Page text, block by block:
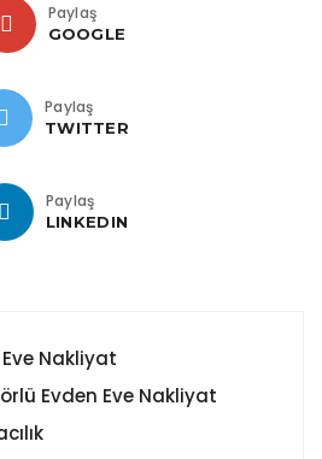
Paylaş
GOOGLE
Paylaş
TWITTER
Paylaş
LINKEDIN
Nakliyat
Evden Eve Nakliyat